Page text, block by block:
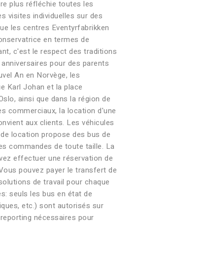
plus réfléchie toutes les
visites individuelles sur des
les centres Eventyrfabrikken
en termes de
c'est le respect des traditions
pour des parents
An en Norvège, les
Karl Johan et la place
ainsi que dans la région de
commerciaux, la location d'une
aux clients. Les véhicules
location propose des bus de
commandes de toute taille. La
effectuer une réservation de
pouvez payer le transfert de
de travail pour chaque
seuls les bus en état de
etc.) sont autorisés sur
nécessaires pour